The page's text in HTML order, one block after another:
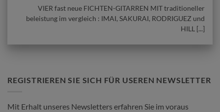
VIER fast neue FICHTEN-GITARREN MIT traditioneller
beleistung im vergleich : IMAI, SAKURAI, RODRIGUEZ und
HILL [...]
REGISTRIEREN SIE SICH FÜR USEREN NEWSLETTER
Mit Erhalt unseres Newsletters erfahren Sie im voraus